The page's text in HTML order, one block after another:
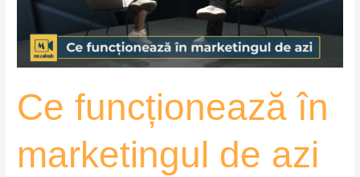
Ce funcționează în
marketingul de azi
MozaiQub